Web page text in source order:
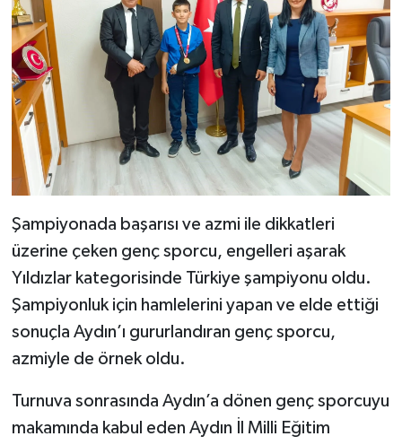
Şampiyonada başarısı ve azmi ile dikkatleri
üzerine çeken genç sporcu, engelleri aşarak
Yıldızlar kategorisinde Türkiye şampiyonu oldu.
Şampiyonluk için hamlelerini yapan ve elde ettiği
sonuçla Aydın’ı gururlandıran genç sporcu,
azmiyle de örnek oldu.
Turnuva sonrasında Aydın’a dönen genç sporcuyu
makamında kabul eden Aydın İl Milli Eğitim